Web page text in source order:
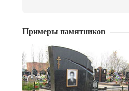
Примеры памятников